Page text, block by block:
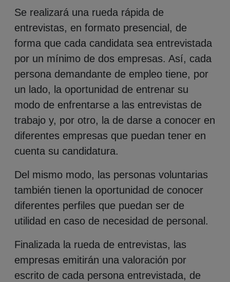
Se realizará una rueda rápida de
entrevistas, en formato presencial, de
forma que cada candidata sea entrevistada
por un mínimo de dos empresas. Así, cada
persona demandante de empleo tiene, por
un lado, la oportunidad de entrenar su
modo de enfrentarse a las entrevistas de
trabajo y, por otro, la de darse a conocer en
diferentes empresas que puedan tener en
cuenta su candidatura.
Del mismo modo, las personas voluntarias
también tienen la oportunidad de conocer
diferentes perfiles que puedan ser de
utilidad en caso de necesidad de personal.
Finalizada la rueda de entrevistas, las
empresas emitirán una valoración por
escrito de cada persona entrevistada, de